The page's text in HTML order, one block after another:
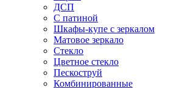
ДСП
С патиной
Шкафы-купе с зеркалом
Матовое зеркало
Стекло
Цветное стекло
Пескоструй
Комбинированные